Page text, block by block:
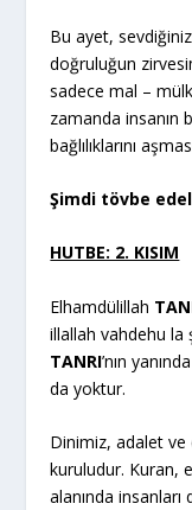
Bu ayet,
doğruluğun
sadece mal –
zamanda insanın
bağlılıklarını
Şimdi tövbe
HUTBE: 2. KISIM
Elhamdülillah
illallah vahdehu la
TANRI’nın
da yoktur.
Dinimiz, adalet
kuruludur. Kuran,
alanında